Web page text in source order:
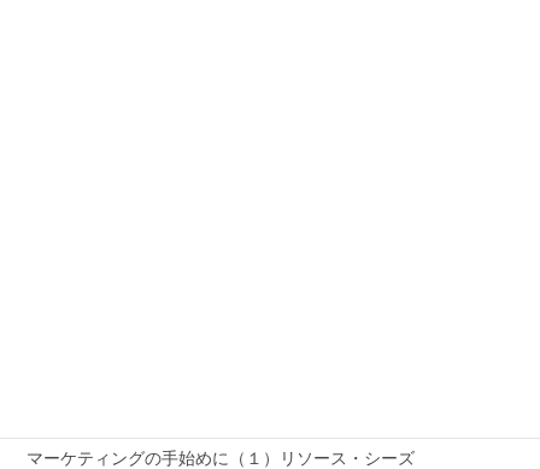
マーケティングの手始めに（１）リソース・シーズ